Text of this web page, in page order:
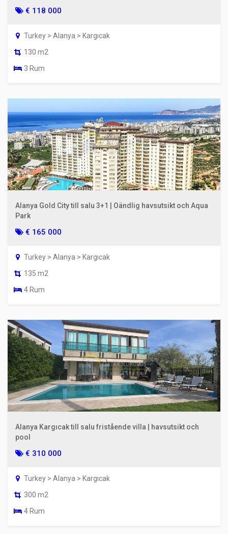
€ 118 000
Turkey > Alanya > Kargıcak
130 m2
3 Rum
Alanya Gold City till salu 3+1 | Oändlig havsutsikt och Aqua
Park
€ 165 000
Turkey > Alanya > Kargıcak
135 m2
4 Rum
Alanya Kargıcak till salu fristående villa | havsutsikt och
pool
€ 310 000
Turkey > Alanya > Kargıcak
300 m2
4 Rum